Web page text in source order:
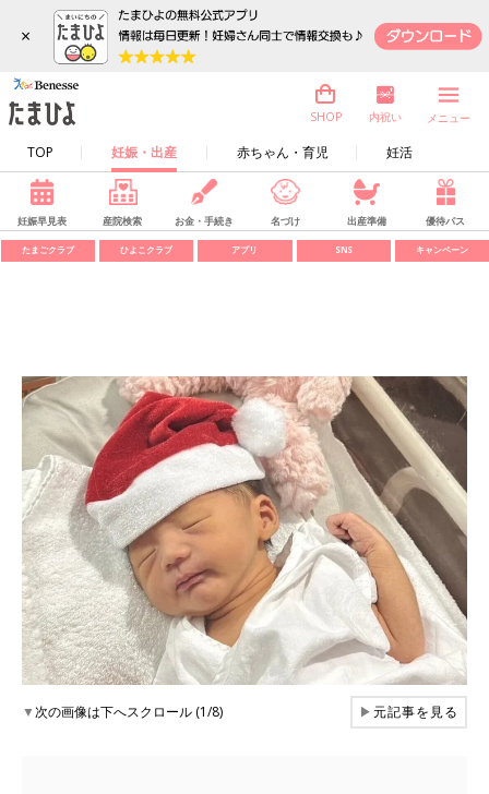
×
TOP 妊娠・出産 赤ちゃん・育児 妊活
SHOP 内祝い メニュー
妊娠早見表 産院検索 お金・手続き 名づけ 出産準備 優待パス
たまごクラブ ひよこクラブ アプリ SNS キャンペーン
▼次の画像は下へスクロール (1/8) ▶元記事を見る